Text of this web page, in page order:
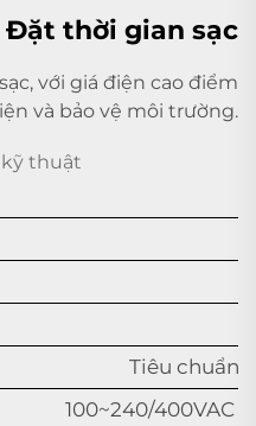
Đặt thời gian sạc
với giá điện cao điểm
và bảo vệ môi trường.
thuật
Tiêu chuẩn
100~240/400VAC